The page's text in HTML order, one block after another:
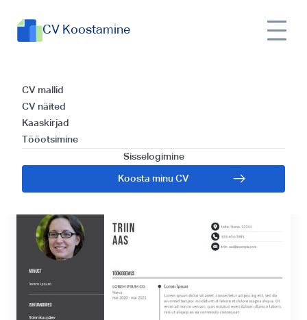
CV Koostamine
CV mallid
CV näited
Kaaskirjad
Tööotsimine
Sisselogimine
Koosta minu CV
CV Pagar: Parimad
Näpunäited ja
Näited Tasuta 2024